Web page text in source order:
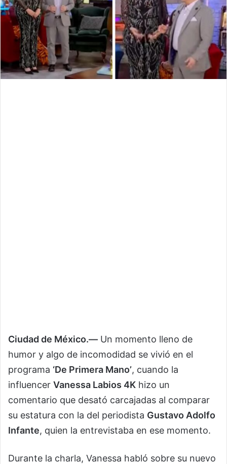
Ciudad de México.— Un momento lleno de
humor y algo de incomodidad se vivió en el
programa ‘De Primera Mano’, cuando la
influencer Vanessa Labios 4K hizo un
comentario que desató carcajadas al comparar
su estatura con la del periodista Gustavo Adolfo
Infante, quien la entrevistaba en ese momento.
Durante la charla, Vanessa habló sobre su nuevo